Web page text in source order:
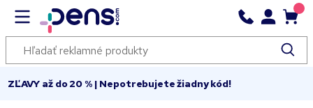
ZĽAVY až do 20 % | Nepotrebujete žiadny kód!